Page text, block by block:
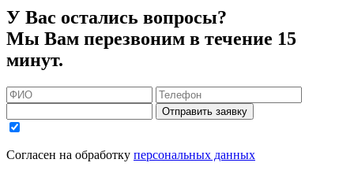
У Вас остались вопросы?
Мы Вам перезвоним в течение 15
минут.
Отправить заявку
Согласен на обработку персональных данных